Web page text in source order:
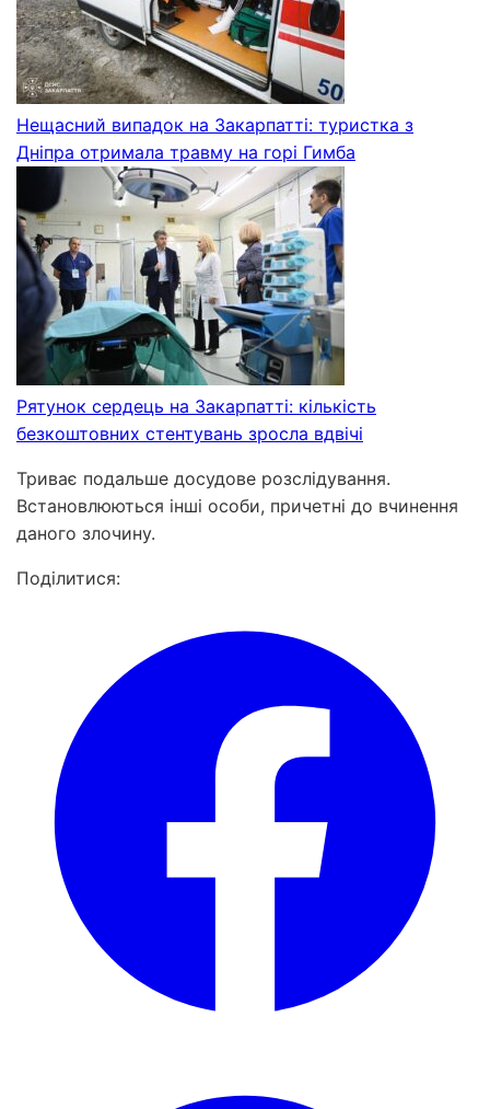
Нещасний випадок на Закарпатті: туристка з
Дніпра отримала травму на горі Гимба
Рятунок сердець на Закарпатті: кількість
безкоштовних стентувань зросла вдвічі
Триває подальше досудове розслідування.
Встановлюються інші особи, причетні до вчинення
даного злочину.
Поділитися: